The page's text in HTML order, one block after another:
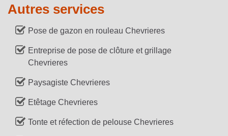
Autres services
Pose de gazon en rouleau Chevrieres
Entreprise de pose de clôture et grillage
Chevrieres
Paysagiste Chevrieres
Etêtage Chevrieres
Tonte et réfection de pelouse Chevrieres